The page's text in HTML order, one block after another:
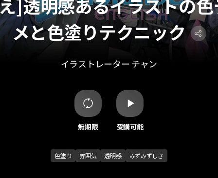
]透明感あるイラストの
メと色塗りテクニック
イラストレーター チャン
無期限 受講可能
色塗り 雰囲気 透明感 みずみずしさ